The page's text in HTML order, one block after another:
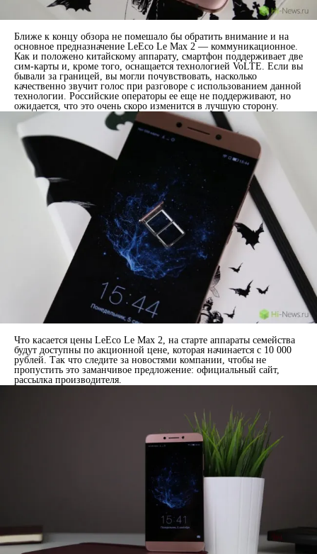
Ближе к концу обзора не помешало бы обратить внимание и на
основное предназначение LeEco Le Max 2 — коммуникационное.
Как и положено китайскому аппарату, смартфон поддерживает две
сим-карты и, кроме того, оснащается технологией VoLTE. Если вы
бывали за границей, вы могли почувствовать, насколько
качественно звучит голос при разговоре с использованием данной
технологии. Российские операторы ее еще не поддерживают, но
ожидается, что это очень скоро изменится в лучшую сторону.
Что касается цены LeEco Le Max 2, на старте аппараты семейства
будут доступны по акционной цене, которая начинается с 10 000
рублей. Так что следите за новостями компании, чтобы не
пропустить это заманчивое предложение: официальный сайт,
рассылка производителя.